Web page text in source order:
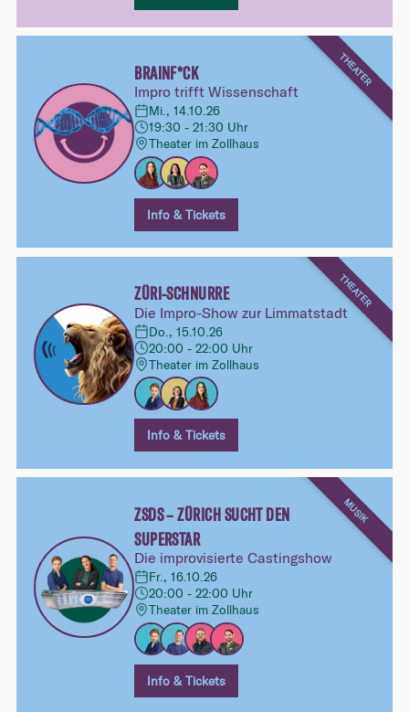
THEATER
BRAINF*CK
Impro trifft Wissenschaft
Mi., 14.10.26
19:30 - 21:30 Uhr
Theater im Zollhaus
Info & Tickets
THEATER
ZÜRI-SCHNURRE
Die Impro-Show zur Limmatstadt
Do., 15.10.26
20:00 - 22:00 Uhr
Theater im Zollhaus
Info & Tickets
MUSIK
ZSDS – ZÜRICH SUCHT DEN
SUPERSTAR
Die improvisierte Castingshow
Fr., 16.10.26
20:00 - 22:00 Uhr
Theater im Zollhaus
Info & Tickets